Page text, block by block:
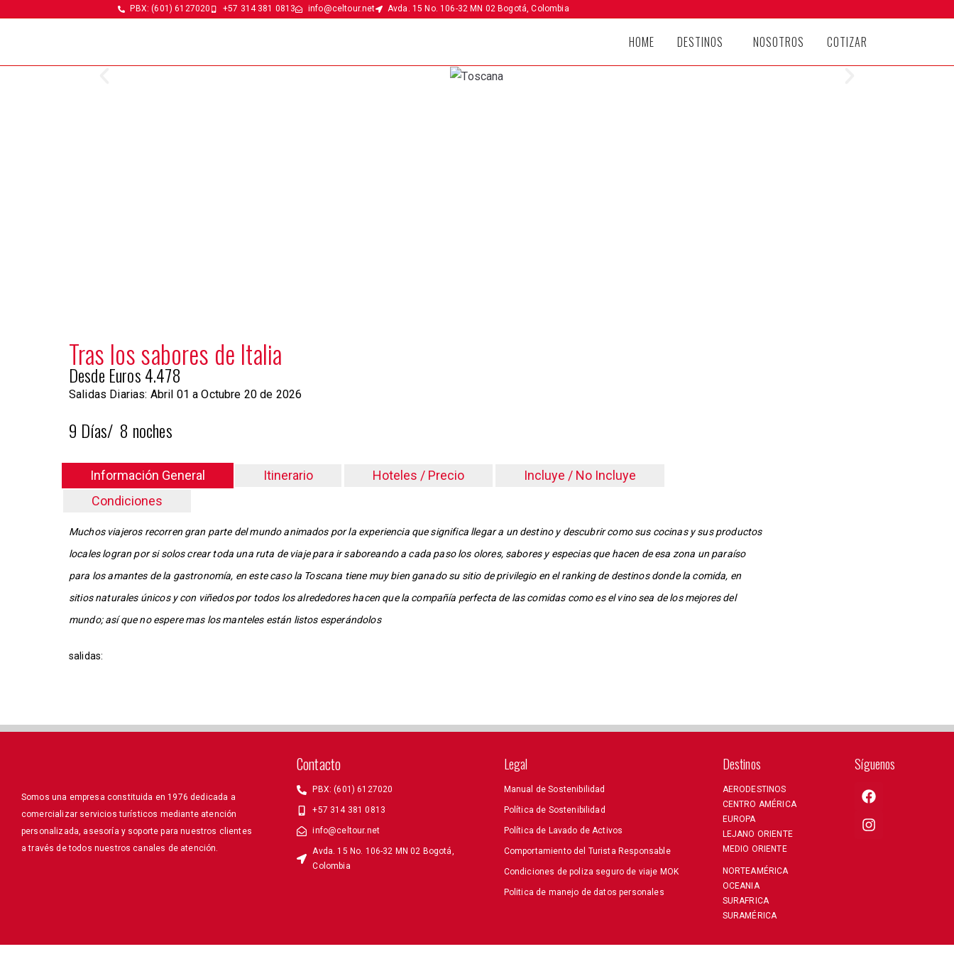
PBX: (601) 6127020 +57 314 381 0813 info@celtour.net Avda. 15 No. 106-32 MN 02 Bogotá, Colombia
HOME DESTINOS NOSOTROS COTIZAR
Tras los sabores de Italia
Desde Euros 4.478
Salidas Diarias: Abril 01 a Octubre 20 de 2026
9 Días/ 8 noches
Información General Itinerario Hoteles / Precio
Incluye / No Incluye
Condiciones
Muchos viajeros recorren gran parte del mundo animados por la experiencia que significa llegar a un destino y descubrir como sus cocinas y sus productos
locales logran por si solos crear toda una ruta de viaje para ir saboreando a cada paso los olores, sabores y especias que hacen de esa zona un paraíso
para los amantes de la gastronomía, en este caso la Toscana tiene muy bien ganado su sitio de privilegio en el ranking de destinos donde la comida, en
sitios naturales únicos y con viñedos por todos los alrededores hacen que la compañía perfecta de las comidas como es el vino sea de los mejores del
mundo; así que no espere mas los manteles están listos esperándolos
salidas:
Somos una empresa constituida en 1976 dedicada a
comercializar servicios turísticos mediante atención
personalizada, asesoría y soporte para nuestros clientes
a través de todos nuestros canales de atención.
Contacto
PBX: (601) 6127020
+57 314 381 0813
info@celtour.net
Avda. 15 No. 106-32 MN 02 Bogotá,
Colombia
Legal
Manual de Sostenibilidad
Política de Sostenibilidad
Política de Lavado de Activos
Comportamiento del Turista Responsable
Condiciones de poliza seguro de viaje MOK
Politica de manejo de datos personales
Destinos
AERODESTINOS
CENTRO AMÉRICA
EUROPA
LEJANO ORIENTE
MEDIO ORIENTE
NORTEAMÉRICA
OCEANIA
SURAFRICA
SURAMÉRICA
Síguenos